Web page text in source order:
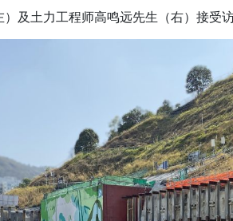
及土力工程师高鸣远先生（右）接受